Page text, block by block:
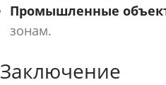
Промышленные
зонам.
Заключение